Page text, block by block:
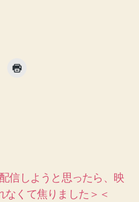
信しようと思ったら、映
くて焦りました＞＜